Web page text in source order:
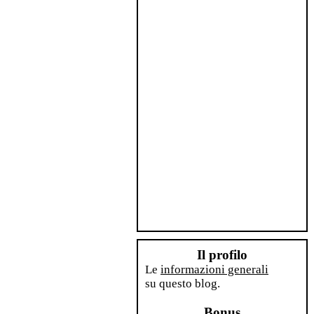
Il profilo
Le informazioni generali
su questo blog.